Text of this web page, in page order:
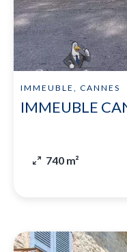
IMMEUBLE, CANNES
IMMEUBLE
740 m²